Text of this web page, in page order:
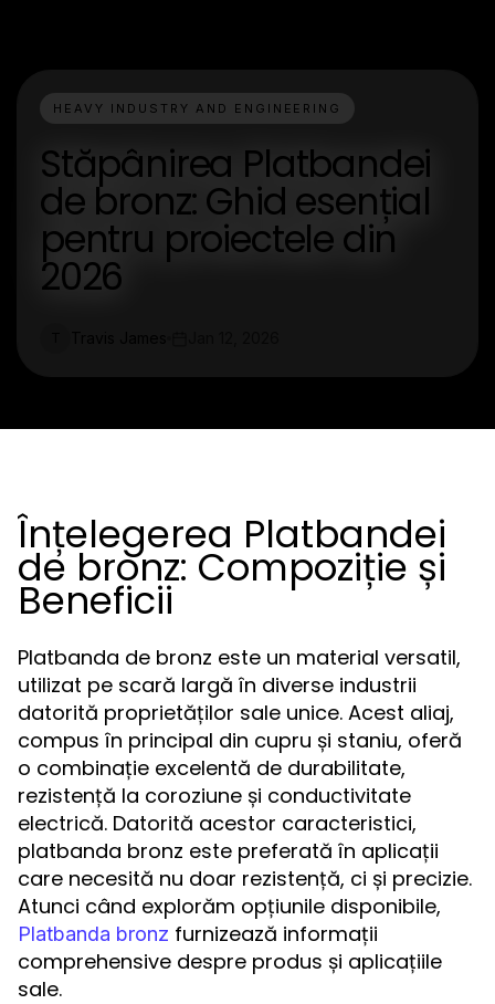
HEAVY INDUSTRY AND ENGINEERING
Stăpânirea Platbandei
de bronz: Ghid esențial
pentru proiectele din
2026
Înțelegerea Platbandei
de bronz: Compoziție și
Beneficii
Platbanda de bronz este un material versatil,
utilizat pe scară largă în diverse industrii
datorită proprietăților sale unice. Acest aliaj,
compus în principal din cupru și staniu, oferă
o combinație excelentă de durabilitate,
rezistență la coroziune și conductivitate
electrică. Datorită acestor caracteristici,
platbanda bronz este preferată în aplicații
care necesită nu doar rezistență, ci și precizie.
Atunci când explorăm opțiunile disponibile,
Platbanda bronz furnizează informații
comprehensive despre produs și aplicațiile
sale.